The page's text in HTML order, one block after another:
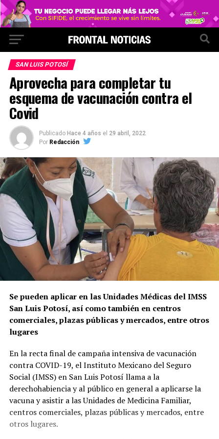
SAN LUIS POTOSÍ
Aprovecha para completar tu
esquema de vacunación contra el
Covid
Publicado Hace 4 años el 29 abril, 2022
Por Redacción
Se pueden aplicar en las Unidades Médicas del IMSS
San Luis Potosí, así como también en centros
comerciales, plazas públicas y mercados, entre otros
lugares
En la recta final de campaña intensiva de vacunación
contra COVID-19, el Instituto Mexicano del Seguro
Social (IMSS) en San Luis Potosí llama a la
derechohabiencia y al público en general a aplicarse la
vacuna y asistir a las Unidades de Medicina Familiar,
centros comerciales, plazas públicas y mercados, entre
otros lugares.